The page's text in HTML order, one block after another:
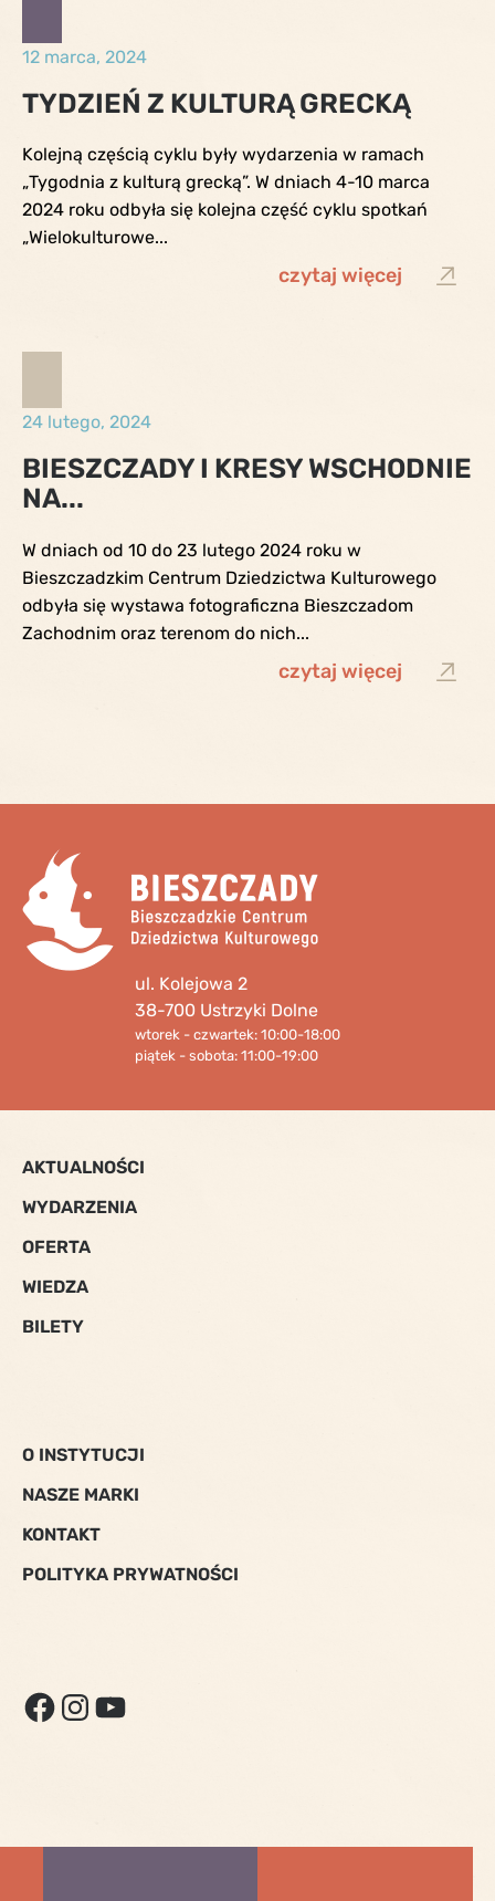
12 marca, 2024
TYDZIEŃ Z KULTURĄ GRECKĄ
Kolejną częścią cyklu były wydarzenia w ramach
„Tygodnia z kulturą grecką”. W dniach 4-10 marca
2024 roku odbyła się kolejna część cyklu spotkań
„Wielokulturowe...
czytaj więcej
24 lutego, 2024
BIESZCZADY I KRESY WSCHODNIE
NA...
W dniach od 10 do 23 lutego 2024 roku w
Bieszczadzkim Centrum Dziedzictwa Kulturowego
odbyła się wystawa fotograficzna Bieszczadom
Zachodnim oraz terenom do nich...
czytaj więcej
ul. Kolejowa 2
38-700 Ustrzyki Dolne
wtorek - czwartek: 10:00-18:00
piątek - sobota: 11:00-19:00
AKTUALNOŚCI
WYDARZENIA
OFERTA
WIEDZA
BILETY
O INSTYTUCJI
NASZE MARKI
KONTAKT
POLITYKA PRYWATNOŚCI
FACEBOOK
INSTAGRAM